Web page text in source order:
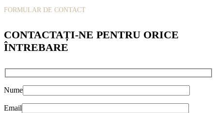
FORMULAR DE CONTACT
CONTACTAȚI-NE PENTRU ORICE
ÎNTREBARE
Nume
Email